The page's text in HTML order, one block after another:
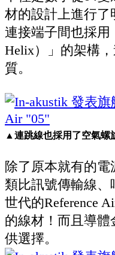
材的設計上進行了
連接端子間也採
Helix）」的架構
質。
▲連跳線也採用了空氣螺
除了原本就有的電
類比訊號傳輸線、
世代的Reference
的線材！而且導
供選擇。